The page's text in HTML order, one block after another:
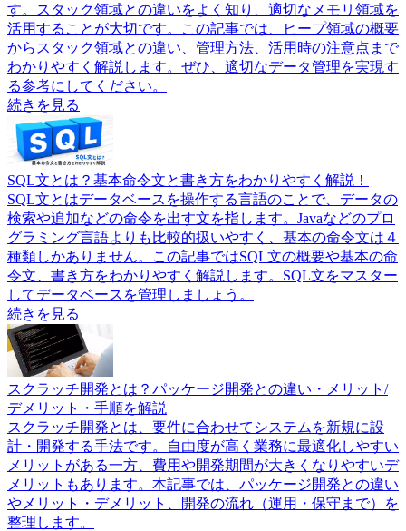
す。スタック領域との違いをよく知り、適切なメモリ領域を
活用することが大切です。この記事では、ヒープ領域の概要
からスタック領域との違い、管理方法、活用時の注意点まで
わかりやすく解説します。ぜひ、適切なデータ管理を実現す
る参考にしてください。
続きを見る
SQL文とは？基本命令文と書き方をわかりやすく解説！
SQL文とはデータベースを操作する言語のことで、データの
検索や追加などの命令を出す文を指します。Javaなどのプロ
グラミング言語よりも比較的扱いやすく、基本の命令文は４
種類しかありません。この記事ではSQL文の概要や基本の命
令文、書き方をわかりやすく解説します。SQL文をマスター
してデータベースを管理しましょう。
続きを見る
スクラッチ開発とは？パッケージ開発との違い・メリット/
デメリット・手順を解説
スクラッチ開発とは、要件に合わせてシステムを新規に設
計・開発する手法です。自由度が高く業務に最適化しやすい
メリットがある一方、費用や開発期間が大きくなりやすいデ
メリットもあります。本記事では、パッケージ開発との違い
やメリット・デメリット、開発の流れ（運用・保守まで）を
整理します。